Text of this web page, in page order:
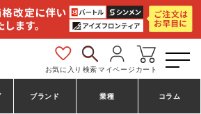
お気に入り 検索マイページ カート
ブランド 業種 コラム